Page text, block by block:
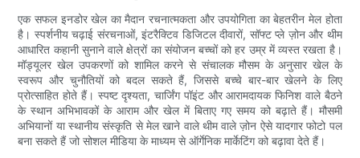
एक सफल इनडोर खेल का मैदान रचनात्मकता और उपयोगिता का बेहतरीन मेल होता
है। स्पर्शनीय चढ़ाई संरचनाओं, इंटरैक्टिव डिजिटल दीवारों, सॉफ्ट प्ले ज़ोन और थीम
आधारित कहानी सुनाने वाले क्षेत्रों का संयोजन बच्चों को हर उम्र में व्यस्त रखता है।
मॉड्यूलर खेल उपकरणों को शामिल करने से संचालक मौसम के अनुसार खेल के
स्वरूप और चुनौतियों को बदल सकते हैं, जिससे बच्चे बार-बार खेलने के लिए
प्रोत्साहित होते हैं। स्पष्ट दृश्यता, चार्जिंग पॉइंट और आरामदायक फिनिश वाले बैठने
के स्थान अभिभावकों के आराम और खेल में बिताए गए समय को बढ़ाते हैं। मौसमी
अभियानों या स्थानीय संस्कृति से मेल खाने वाले थीम वाले ज़ोन ऐसे यादगार फोटो पल
बना सकते हैं जो सोशल मीडिया के माध्यम से ऑर्गेनिक मार्केटिंग को बढ़ावा देते हैं।